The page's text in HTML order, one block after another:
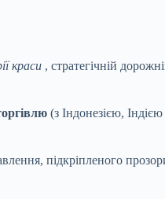
краси , стратегічній
(з Індонезією,
підкріпленого